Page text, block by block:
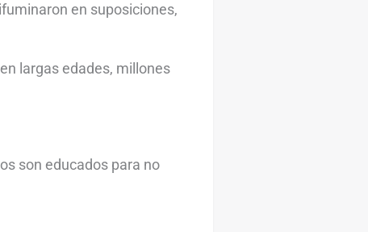
en suposiciones,
largas edades, millones
son educados para no